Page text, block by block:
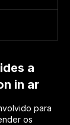
a
in ar
para
os